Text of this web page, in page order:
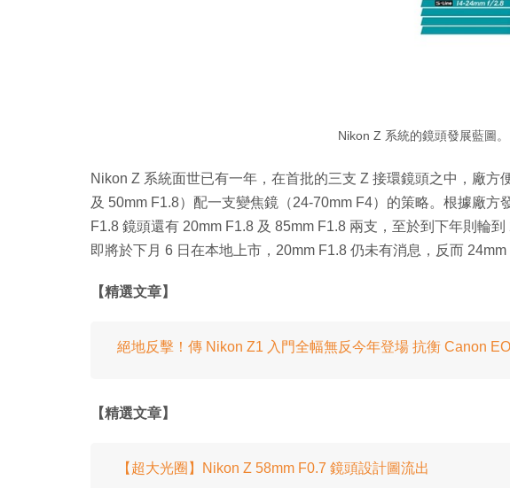
Nikon Z 系統的鏡頭發展藍圖。
Nikon Z 系統面世已有一年，在首批的三支 Z 接環鏡頭之中，廠方
及 50mm F1.8）配一支變焦鏡（24-70mm F4）的策略。根據廠方
F1.8 鏡頭還有 20mm F1.8 及 85mm F1.8 兩支，至於到下年則輪
即將於下月 6 日在本地上市，20mm F1.8 仍未有消息，反而 24mm
【精選文章】
絕地反擊！傳 Nikon Z1 入門全幅無反今年登場 抗衡 Canon
【精選文章】
【超大光圈】Nikon Z 58mm F0.7 鏡頭設計圖流出